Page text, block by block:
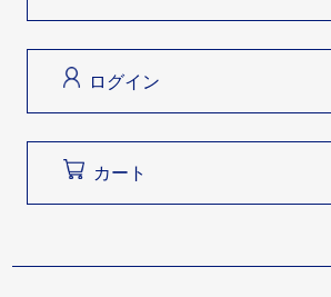
ログイン
カート